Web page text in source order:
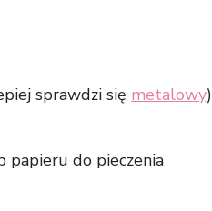
sprawdzi się metalowy)
papieru do pieczenia